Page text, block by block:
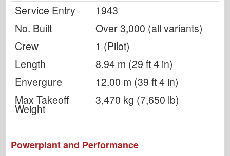
Service Entry
1943
No. Built
Over 3,000 (all variants)
Crew
1 (Pilot)
Length
8.94 m (29 ft 4 in)
Envergure
12.00 m (39 ft 4 in)
Max Takeoff
Weight
3,470 kg (7,650 lb)
Powerplant and Performance